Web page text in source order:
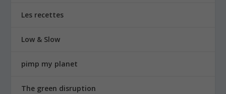
Les recettes
Low & Slow
pimp my planet
The green disruption